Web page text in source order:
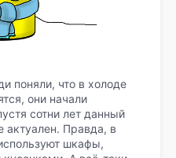
поняли, что в холоде
они начали
сотни лет данный
актуален. Правда, в
шкафы,